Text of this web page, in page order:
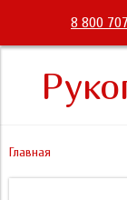
8 800
Главная